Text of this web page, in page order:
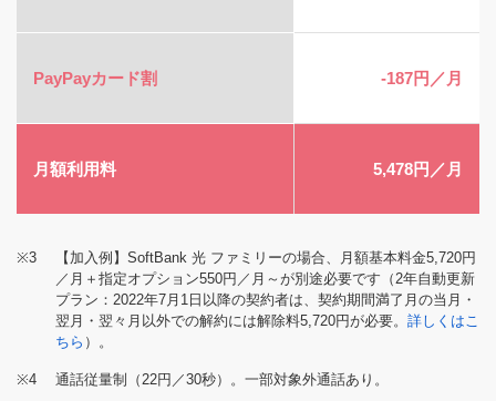
PayPayカード割 -187円／月
月額利用料 5,478円／月
※3
【加入例】SoftBank 光 ファミリーの場合、月額基本料金5,720円
／月＋指定オプション550円／月～が別途必要です（2年自動更新
プラン：2022年7月1日以降の契約者は、契約期間満了月の当月・
翌月・翌々月以外での解約には解除料5,720円が必要。 詳しくはこ
ちら ）。
※4 通話従量制（22円／30秒）。一部対象外通話あり。